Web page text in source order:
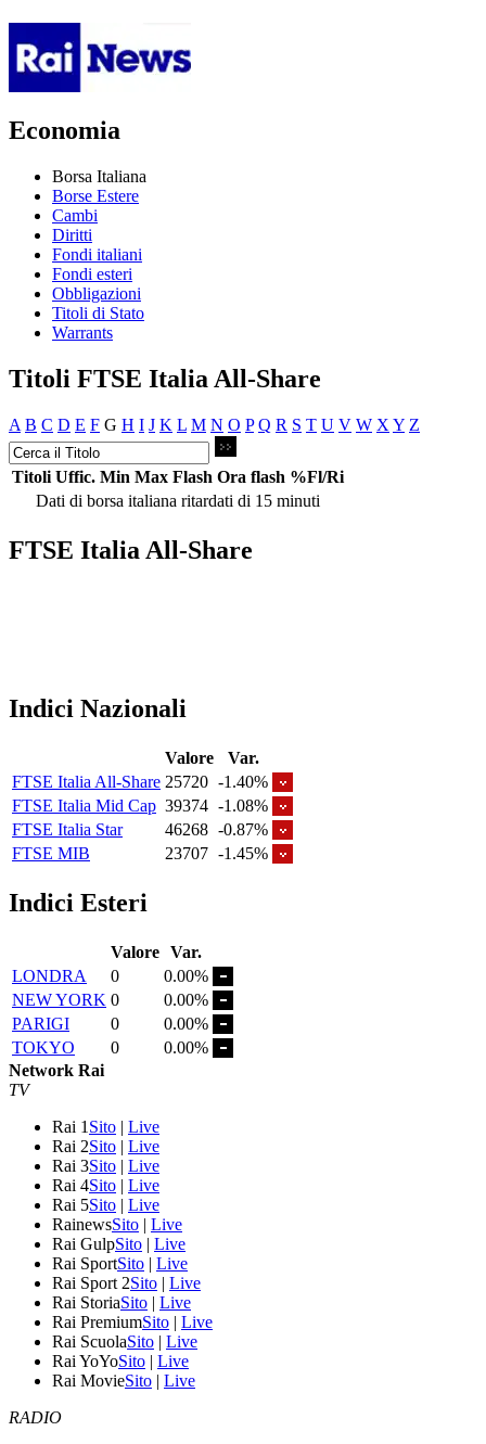
Economia
Borsa Italiana
Borse Estere
Cambi
Diritti
Fondi italiani
Fondi esteri
Obbligazioni
Titoli di Stato
Warrants
Titoli FTSE Italia All-Share
A B C D E F G H I J K L M N O P Q R S T U V W X Y Z
Titoli Uffic. Min Max Flash Ora flash %Fl/Ri
Dati di borsa italiana ritardati di 15 minuti
FTSE Italia All-Share
Indici Nazionali
Valore
Var.
FTSE Italia All-Share 25720 -1.40%
FTSE Italia Mid Cap 39374 -1.08%
FTSE Italia Star
46268 -0.87%
FTSE MIB
23707 -1.45%
Indici Esteri
Valore Var.
LONDRA
0
0.00%
NEW YORK 0
0.00%
PARIGI
0
0.00%
TOKYO
0
0.00%
Network Rai
TV
Rai 1 Sito | Live
Rai 2Sito | Live
Rai 3Sito | Live
Rai 4Sito | Live
Rai 5Sito | Live
RainewsSito | Live
Rai GulpSito | Live
Rai SportSito | Live
Rai Sport 2Sito | Live
Rai StoriaSito | Live
Rai PremiumSito | Live
Rai ScuolaSito | Live
Rai YoYoSito | Live
Rai MovieSito | Live
RADIO